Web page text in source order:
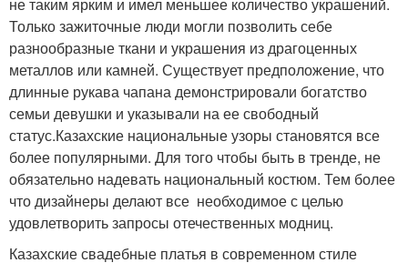
не таким ярким и имел меньшее количество украшений.
Только зажиточные люди могли позволить себе
разнообразные ткани и украшения из драгоценных
металлов или камней. Существует предположение, что
длинные рукава чапана демонстрировали богатство
семьи девушки и указывали на ее свободный
статус.Казахские национальные узоры становятся все
более популярными. Для того чтобы быть в тренде, не
обязательно надевать национальный костюм. Тем более
что дизайнеры делают все необходимое с целью
удовлетворить запросы отечественных модниц.
Казахские свадебные платья в современном стиле